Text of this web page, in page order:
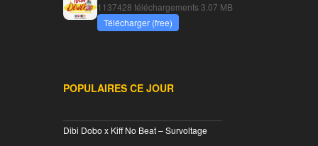
1137428 téléchargements3.07 MB
Télécharger (free)
POPULAIRES CE JOUR
Dibi Dobo x Kiff No Beat – Survoltage